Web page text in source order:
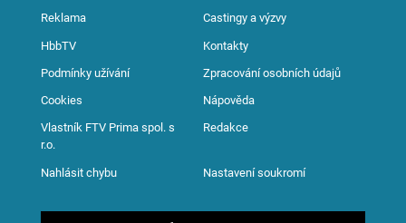
Reklama Castingy a výzvy
HbbTV Kontakty
Podmínky užívání Zpracování osobních údajů
Cookies Nápověda
Vlastník FTV Prima spol. s
r.o.
Redakce
Nahlásit chybu Nastavení soukromí